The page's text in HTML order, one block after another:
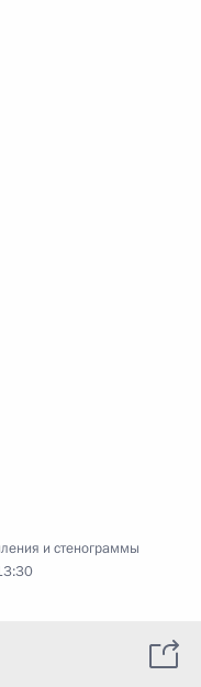
и стенограммы